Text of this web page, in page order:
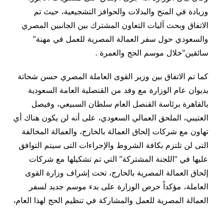
وزيادة في المنح والبدلات والحوافز التشجيعية، حيث تم
الاتفاق وبحث آليات التعاون المشترك بين الجانبين المصري
والسعودي حول سفر العمالة المصرية للعمل في مهنة”
سائقين”خلال موسم الحج والعمرة .
كما تم الاتفاق بين وزير القوى العاملة المصري حسن شحاتة
بديوان عام الوزارة مع وفد من القنصلية العامة السعودية
بالقاهرة برئاسة القنصل العام سلطان السبيعي، وفيصل
العتيبي، الملحق العمالي السعودي، على أنه لن يكون هناك أي
تهاون مع شركات إلحاق العمالة بالخارج، والعمالة المخالفة
التى لن تلتزم بكافة الشروط والإجراءات التى سيتم التوافق
عليها في “اللجنة المشتركة” التي تم تشكيلها مع شركات
إلحاق العمالة المصرية بالخارج، تحت إشراف وزارة القوى
العاملة، مؤكداً حرص الوزارة على بدء موسم جديد لسفر
العمالة المصرية للعمل والمشاركة في تنظيم الحج لهذا العام،